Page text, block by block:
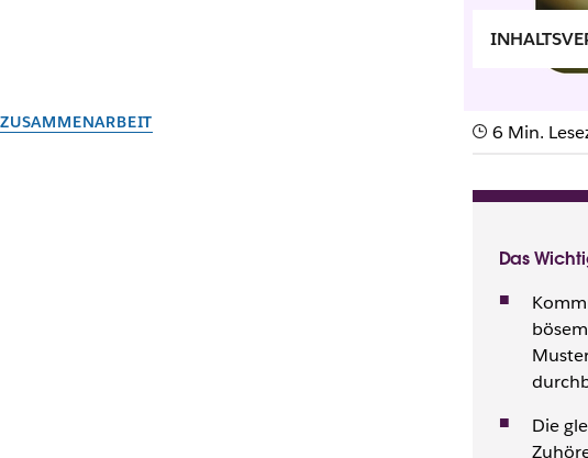
ZUSAMMENARBEIT
Kommunikationsprobleme
6 Min.
Das
Die